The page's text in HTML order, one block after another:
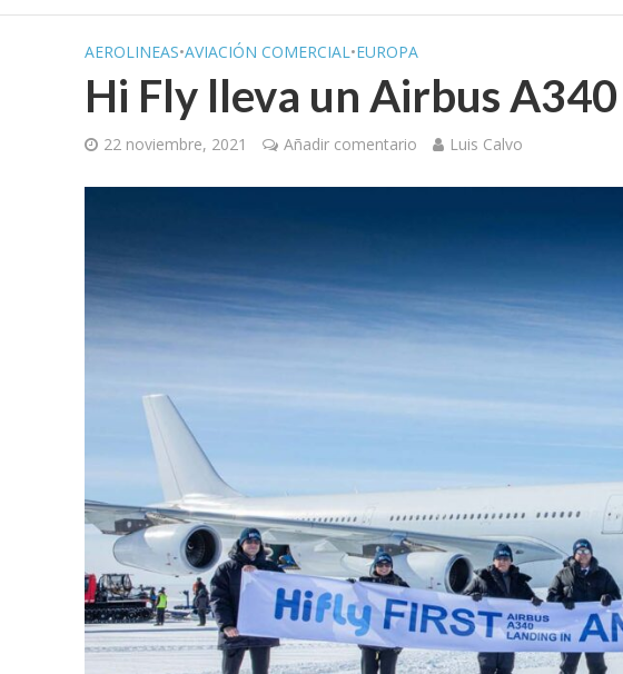
AEROLINEAS•AVIACIÓN COMERCIAL•EUROPA
Hi Fly lleva un Airbus
22 noviembre, 2021 Añadir comentario Luis Calvo